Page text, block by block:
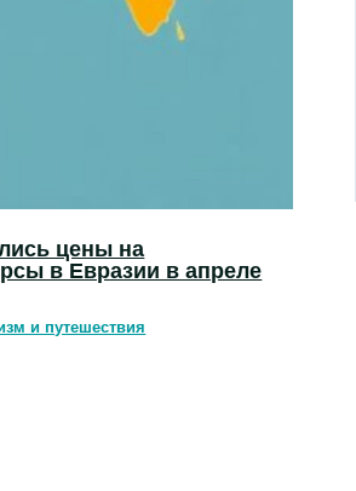
цены на
в Евразии в апреле
и путешествия